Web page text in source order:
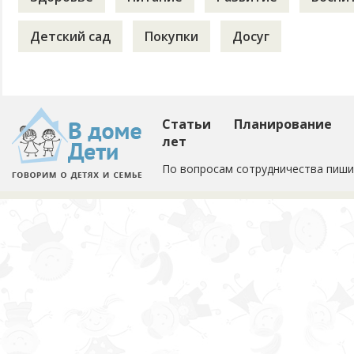
Детский сад Покупки Досуг
Статьи
Планирование
лет
По вопросам сотрудничества